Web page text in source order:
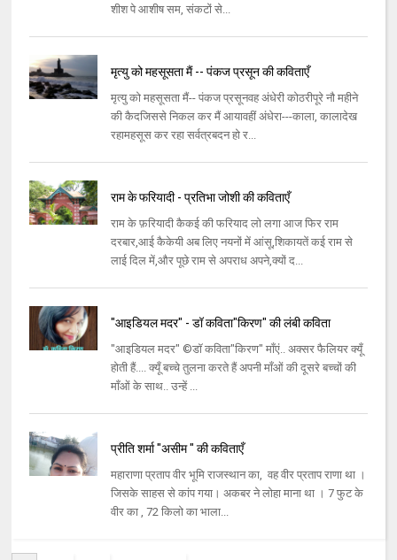
शीश पे आशीष सम, संकटों से...
मृत्यु को महसूसता मैं -- पंकज प्रसून की कविताएँ
मृत्यु को महसूसता मैं-- पंकज प्रसूनवह अंधेरी कोठरीपूरे नौ महीने
की कैदजिससे निकल कर मैं आयावहीं अंधेरा---काला, कालादेख
रहामहसूस कर रहा सर्वत्रबदन हो र...
राम के फरियादी - प्रतिभा जोशी की कविताएँ
राम के फ़रियादी कैकई की फरियाद लो लगा आज फिर राम
दरबार,आई कैकेयी अब लिए नयनों में आंसू,शिकायतें कई राम से
लाई दिल में,और पूछे राम से अपराध अपने,क्यों द...
"आइडियल मदर" - डॉ कविता"किरण" की लंबी कविता
"आइडियल मदर" ©डॉ कविता"किरण" माँएं.. अक्सर फैलियर क्यूँ
होती हैं.... क्यूँ बच्चे तुलना करते हैं अपनी माँओं की दूसरे बच्चों की
माँओं के साथ.. उन्हें ...
प्रीति शर्मा "असीम " की कविताएँ
महाराणा प्रताप वीर भूमि राजस्थान का, वह वीर प्रताप राणा था ।
जिसके साहस से कांप गया। अकबर ने लोहा माना था । 7 फुट के
वीर का , 72 किलो का भाला...